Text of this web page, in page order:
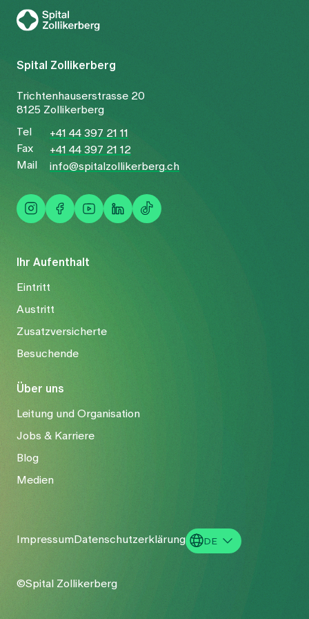
Ihr Aufenthalt
Eintritt
Austritt
Zusatzversicherte
Besuchende
Über uns
Leitung und Organisation
Jobs & Karriere
Blog
Medien
Spital Zollikerberg
Trichtenhauserstrasse 20
8125 Zollikerberg
Tel
+41 44 397 21 11
Fax
+41 44 397 21 12
Mail
info@spitalzollikerberg.ch
ImpressumDatenschutzerklärung
DE
©Spital Zollikerberg